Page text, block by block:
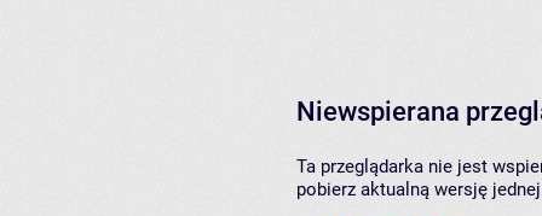
Niewspierana
Ta przeglądarka nie jest
pobierz aktualną wersję